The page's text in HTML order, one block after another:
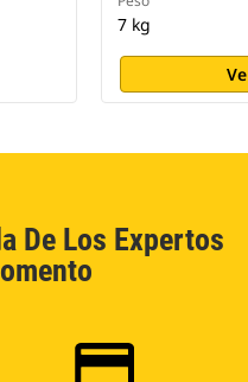
7 kg
De Los Expertos